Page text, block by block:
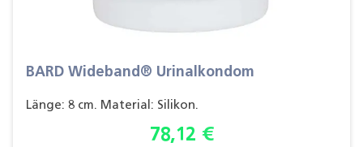
BARD Wideband® Urinalkondom
Länge: 8 cm. Material: Silikon.
78,12 €